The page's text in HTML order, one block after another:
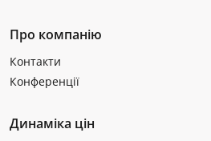
Про компанію
Контакти
Конференції
Динаміка цін